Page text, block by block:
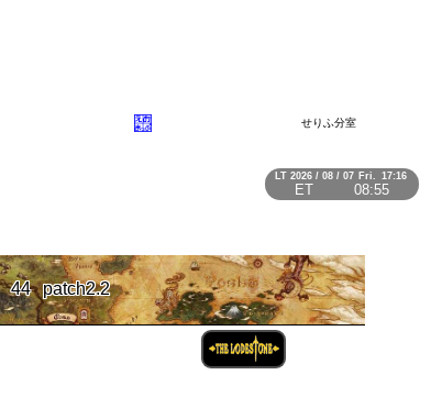
LT 2026 / 08 / 07 Fri. 17:16
ET 08:55
せりふ分室
44 patch2.2